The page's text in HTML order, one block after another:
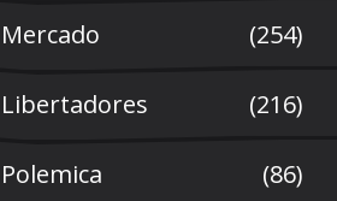
Mercado (254)
Libertadores (216)
Polemica (86)